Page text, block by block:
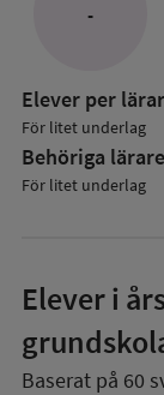
-
Elever per
För litet underlag
Behöriga lärare
För litet underlag
Elever i
Baserat på 60